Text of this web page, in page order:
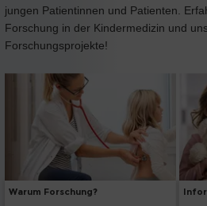
jungen Patientinnen und Patienten.
Forschung in der Kindermedizin und
Forschungsprojekte!
Warum Forschung?